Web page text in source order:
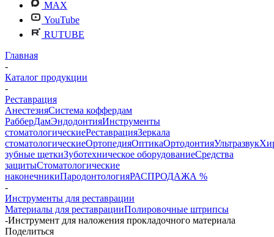
MAX
YouTube
RUTUBE
Главная
-
Каталог продукции
-
Реставрация
АнестезияСистема коффердам
РабберДамЭндодонтияИнструменты
стоматологическиеРеставрацияЗеркала
стоматологическиеОртопедияОптикаОртодонтияУльтразвук
зубные щеткиЗуботехническое оборудованиеСредства
защитыСтоматологические
наконечникиПародонтологияРАСПРОДАЖА %
-
Инструменты для реставрации
Материалы для реставрацииПолировочные штрипсы
-Инструмент для наложения прокладочного материала
Поделиться